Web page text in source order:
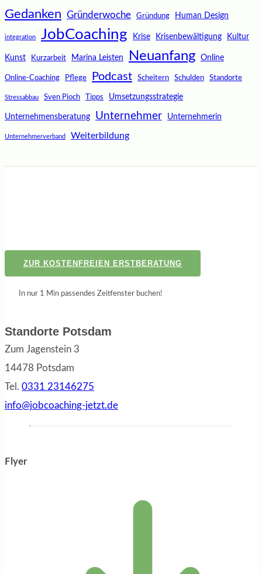
Gedanken Gründerwoche Gründung Human Design
integration JobCoaching Krise Krisenbewältigung Kultur
Kunst Kurzarbeit Marina Leisten Neuanfang Online
Online-Coaching Pflege Podcast Scheitern Schulden Standorte
Stressabbau Sven Pioch Tipps Umsetzungsstrategie
Unternehmensberatung Unternehmer Unternehmerin
Unternehmerverband Weiterbildung
ZUR KOSTENFREIEN ERSTBERATUNG
In nur 1 Min passendes Zeitfenster buchen!
Standorte Potsdam
Zum Jagenstein 3
14478 Potsdam
Tel. 0331 23146275
info@jobcoaching-jetzt.de
Flyer